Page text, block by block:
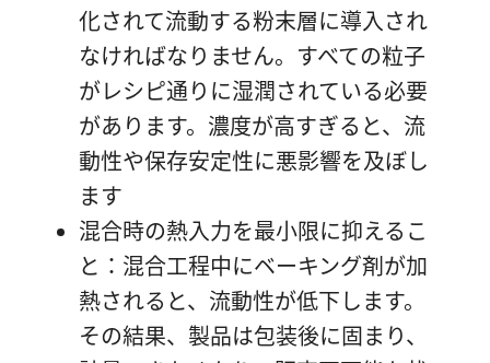
化されて流動する粉末層に導入され
なければなりません。すべての粒子
がレシピ通りに湿潤されている必要
があります。濃度が高すぎると、流
動性や保存安定性に悪影響を及ぼし
ます
混合時の熱入力を最小限に抑えるこ
と：混合工程中にベーキング剤が加
熱されると、流動性が低下します。
その結果、製品は包装後に固まり、